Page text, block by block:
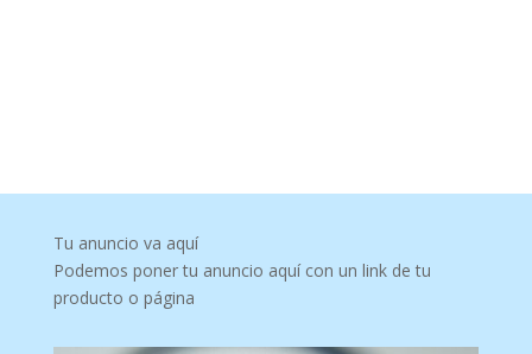
Tu anuncio va aquí
Podemos poner tu anuncio aquí con un link de tu
producto o página